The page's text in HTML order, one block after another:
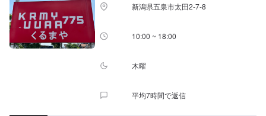
新潟県五泉市太田2-7-8
10:00 ~ 18:00
木曜
平均7時間で返信